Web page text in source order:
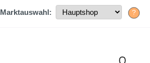
Marktauswahl: ?